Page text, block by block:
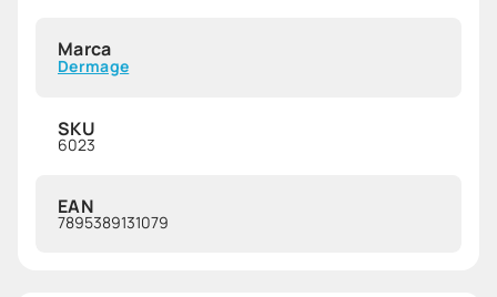
Marca
Dermage
SKU
6023
EAN
7895389131079